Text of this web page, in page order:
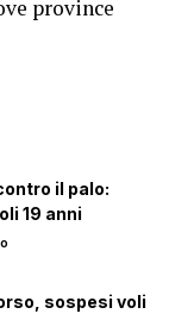
province
il palo:
19 anni
sospesi voli